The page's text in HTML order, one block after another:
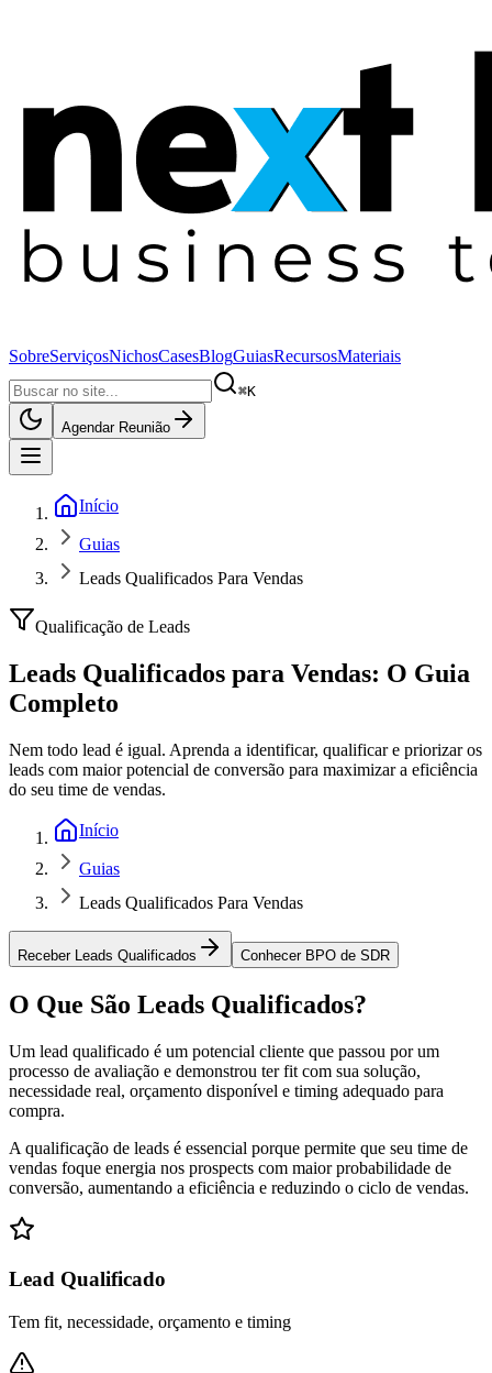
SobreServiçosNichosCasesBlogGuiasRecursosMateriais
⌘K
Agendar Reunião
Início
Guias
Leads Qualificados Para Vendas
Qualificação de Leads
Leads Qualificados para Vendas: O Guia
Completo
Nem todo lead é igual. Aprenda a identificar, qualificar e priorizar os
leads com maior potencial de conversão para maximizar a eficiência
do seu time de vendas.
Início
Guias
Leads Qualificados Para Vendas
Receber Leads Qualificados Conhecer BPO de SDR
O Que São Leads Qualificados?
Um lead qualificado é um potencial cliente que passou por um
processo de avaliação e demonstrou ter fit com sua solução,
necessidade real, orçamento disponível e timing adequado para
compra.
A qualificação de leads é essencial porque permite que seu time de
vendas foque energia nos prospects com maior probabilidade de
conversão, aumentando a eficiência e reduzindo o ciclo de vendas.
Lead Qualificado
Tem fit, necessidade, orçamento e timing